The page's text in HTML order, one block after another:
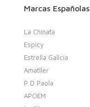
Marcas Españolas
La Chinata
Espicy
Estrella Galicia
Amatller
P D Paola
APOEM